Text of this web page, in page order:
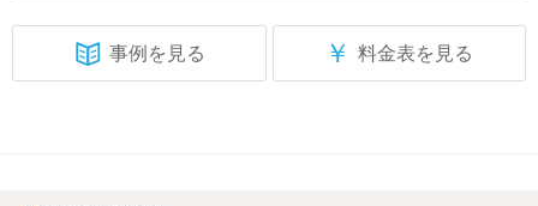
事例を見る ￥ 料金表を見る